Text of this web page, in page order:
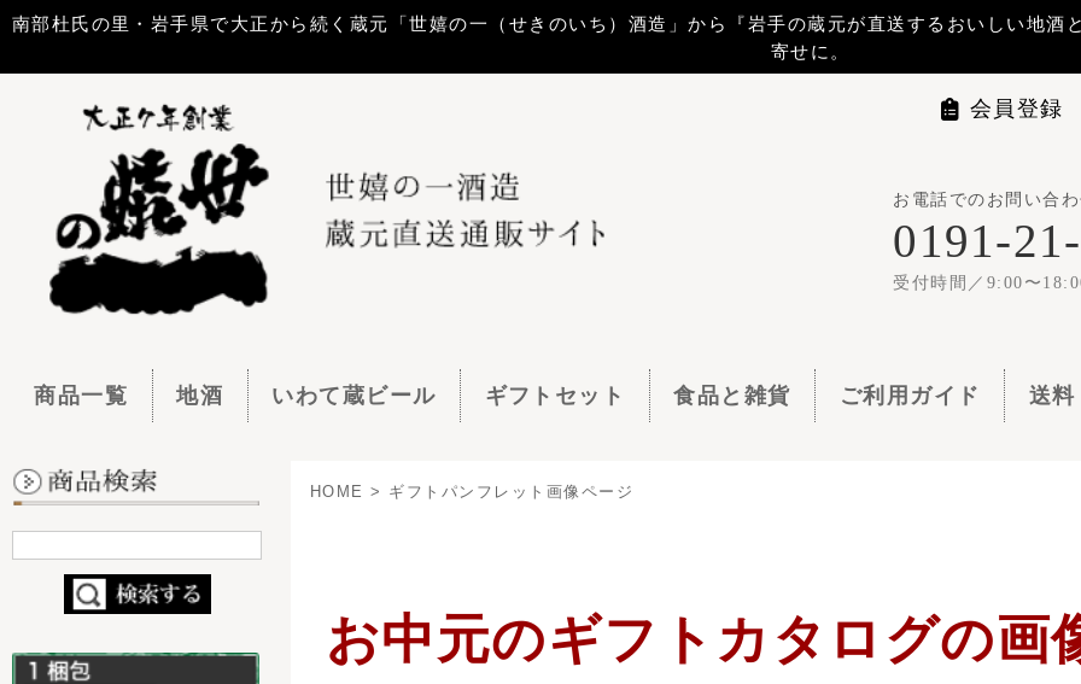
南部杜氏の里・岩手県で大正から続く蔵元「世嬉の一（せきのいち）酒造」から『岩手の蔵元が直送するおいしい地酒と地ビール』 をお届けします。贈
0191-21-1144
1梱包11,000円
商品一覧 地酒 いわて蔵ビール
HOME > ギフトパンフレット画像ページ
お中元のギフトカタログの画像から商品
ます！